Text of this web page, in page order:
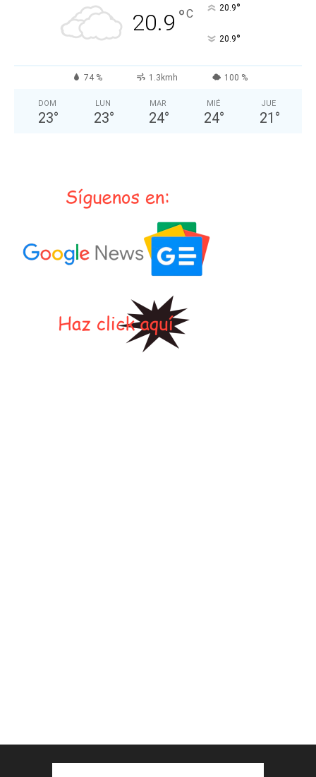
20.9 °C 20.9°
20.9°
74 % 1.3kmh 100 %
DOM
23°
LUN
23°
MAR
24°
MIÉ
24°
JUE
21 °